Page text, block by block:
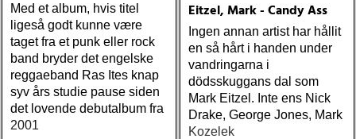
Med et album, hvis titel
ligeså godt kunne være
taget fra et punk eller rock
band bryder det engelske
reggaeband Ras Ites knap
syv års studie pause siden
det lovende debutalbum fra
2001
Eitzel, Mark - Candy Ass
Ingen annan artist har hållit
en så hårt i handen under
vandringarna i
dödsskuggans dal som
Mark Eitzel. Inte ens Nick
Drake, George Jones, Mark
Kozelek